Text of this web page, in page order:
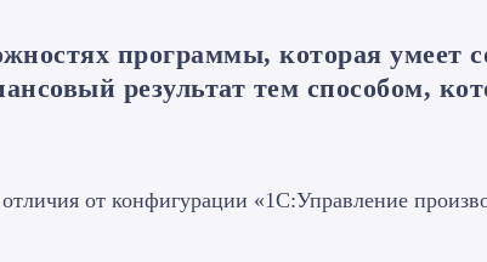
программы, которая умеет
результат тем способом,
от конфигурации «1С:Управление